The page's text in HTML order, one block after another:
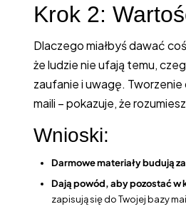
Krok 2:
Dlaczego miałbyś dawać
że ludzie nie ufają temu,
zaufanie i uwagę.
maili – pokazuje, że
Wnioski:
Darmowe materiały budują
Dają powód, aby pozostać w
zapisują się do Twojej bazy